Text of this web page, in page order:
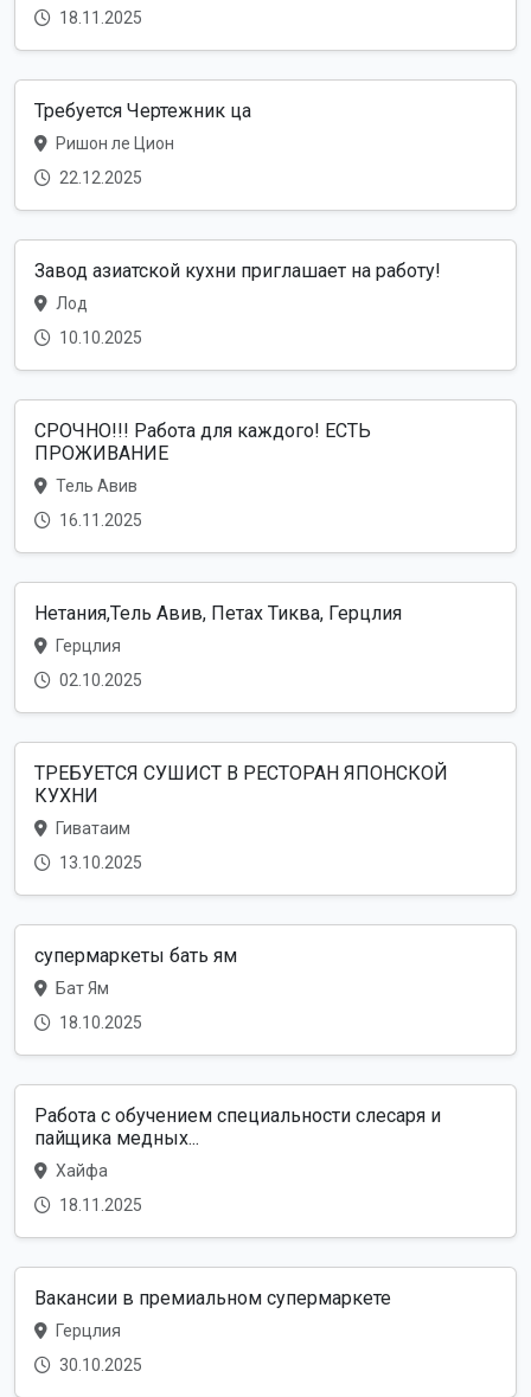
18.11.2025
Требуется Чертежник ца
Ришон ле Цион
22.12.2025
Завод азиатской кухни приглашает на работу!
Лод
10.10.2025
СРОЧНО!!! Работа для каждого! ЕСТЬ
ПРОЖИВАНИЕ
Тель Авив
16.11.2025
Нетания,Тель Авив, Петах Тиква, Герцлия
Герцлия
02.10.2025
ТРЕБУЕТСЯ СУШИСТ В РЕСТОРАН ЯПОНСКОЙ
КУХНИ
Гиватаим
13.10.2025
супермаркеты бать ям
Бат Ям
18.10.2025
Работа с обучением специальности слесаря и
пайщика медных...
Хайфа
18.11.2025
Вакансии в премиальном супермаркете
Герцлия
30.10.2025